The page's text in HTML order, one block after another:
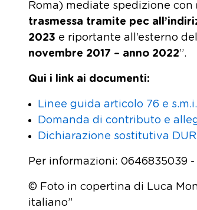
Roma) mediate spedizione con
trasmessa tramite pec
2023 e riportante all’esterno
novembre 2017 – anno 2022”.
Qui i link ai documenti:
Linee guida articolo 76 e
Domanda di contributo e
Dichiarazione sostitutiva
Per informazioni: 0646835039
© Foto in copertina di Luca
italiano”